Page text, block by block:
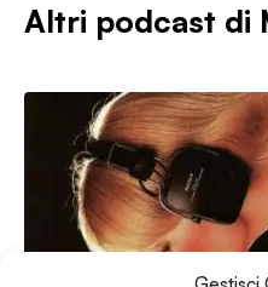
Altri podcast di